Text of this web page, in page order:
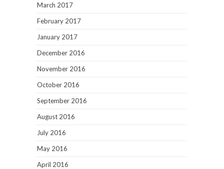
March 2017
February 2017
January 2017
December 2016
November 2016
October 2016
September 2016
August 2016
July 2016
May 2016
April 2016